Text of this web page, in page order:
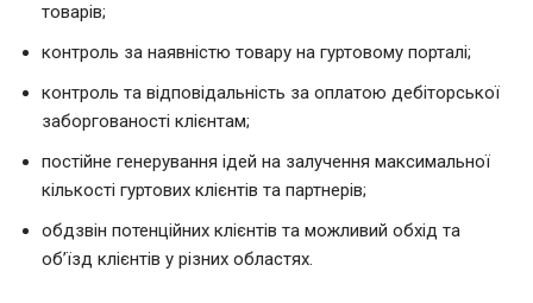
товарів;
контроль за наявністю товару на гуртовому порталі;
контроль та відповідальність за оплатою дебіторської
заборгованості клієнтам;
постійне генерування ідей на залучення максимальної
кількості гуртових клієнтів та партнерів;
обдзвін потенційних клієнтів та можливий обхід та
об’їзд клієнтів у різних областях.